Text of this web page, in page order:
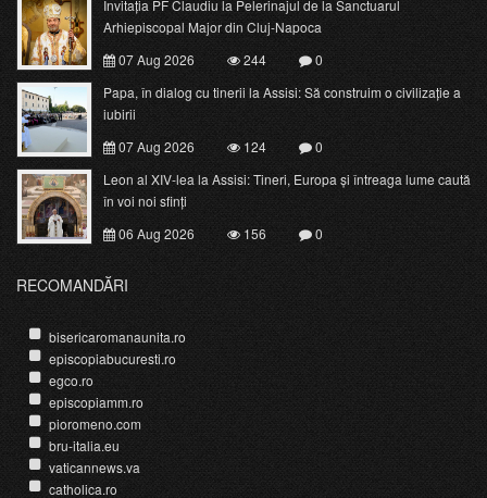
Invitația PF Claudiu la Pelerinajul de la Sanctuarul
Arhiepiscopal Major din Cluj-Napoca
07 Aug 2026
244
0
Papa, în dialog cu tinerii la Assisi: Să construim o civilizație a
iubirii
07 Aug 2026
124
0
Leon al XIV-lea la Assisi: Tineri, Europa și întreaga lume caută
în voi noi sfinți
06 Aug 2026
156 0
RECOMANDĂRI
bisericaromanaunita.ro
episcopiabucuresti.ro
egco.ro
episcopiamm.ro
pioromeno.com
bru-italia.eu
vaticannews.va
catholica.ro